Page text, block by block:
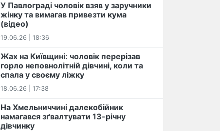
У Павлограді чоловік взяв у заручники
жінку та вимагав привезти кума
(відео)
19.06.26 | 18:36
Жах на Київщині: чоловік перерізав
горло неповнолітній дівчині, коли та
спала у своєму ліжку
18.06.26 | 17:38
На Хмельниччині далекобійник
намагався зґвалтувати 13-річну
дівчинку